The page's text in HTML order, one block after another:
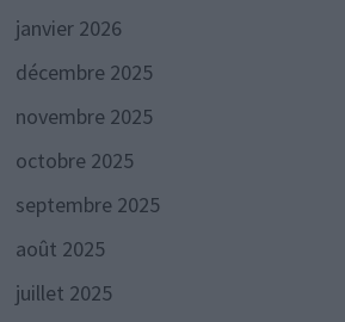
janvier 2026
décembre 2025
novembre 2025
octobre 2025
septembre 2025
août 2025
juillet 2025